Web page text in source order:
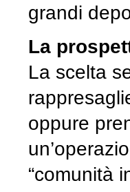
grandi
La
La scelta
oppure
“comunità